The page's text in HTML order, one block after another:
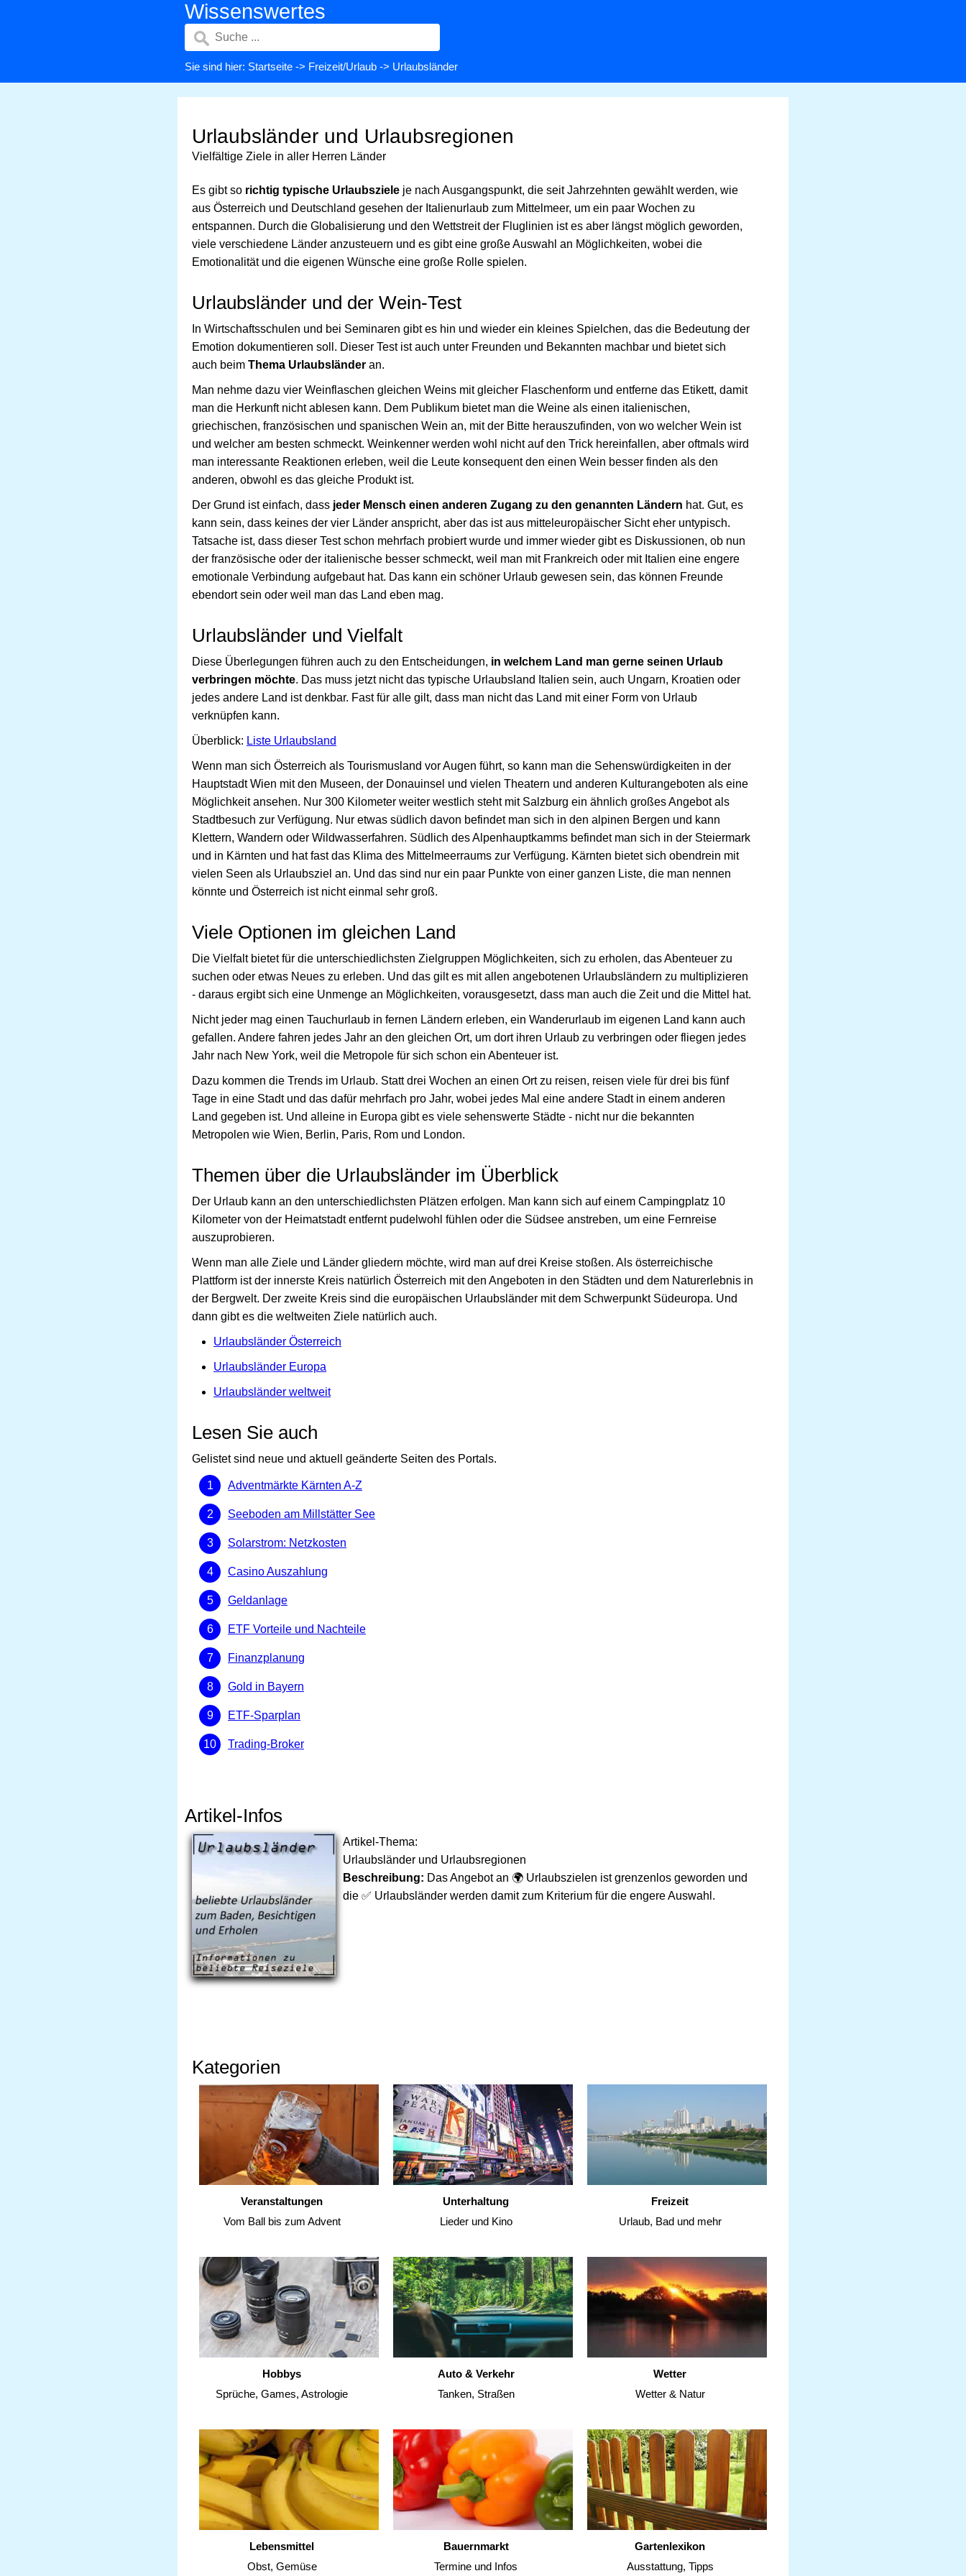
Wissenswertes
Sie sind hier: Startseite -> Freizeit/Urlaub -> Urlaubsländer
Urlaubsländer und Urlaubsregionen
Vielfältige Ziele in aller Herren Länder
Es gibt so richtig typische Urlaubsziele je nach Ausgangspunkt, die seit Jahrzehnten gewählt werden, wie
aus Österreich und Deutschland gesehen der Italienurlaub zum Mittelmeer, um ein paar Wochen zu
entspannen. Durch die Globalisierung und den Wettstreit der Fluglinien ist es aber längst möglich geworden,
viele verschiedene Länder anzusteuern und es gibt eine große Auswahl an Möglichkeiten, wobei die
Emotionalität und die eigenen Wünsche eine große Rolle spielen.
Urlaubsländer und der Wein-Test
In Wirtschaftsschulen und bei Seminaren gibt es hin und wieder ein kleines Spielchen, das die Bedeutung der
Emotion dokumentieren soll. Dieser Test ist auch unter Freunden und Bekannten machbar und bietet sich
auch beim Thema Urlaubsländer an.
Man nehme dazu vier Weinflaschen gleichen Weins mit gleicher Flaschenform und entferne das Etikett, damit
man die Herkunft nicht ablesen kann. Dem Publikum bietet man die Weine als einen italienischen,
griechischen, französischen und spanischen Wein an, mit der Bitte herauszufinden, von wo welcher Wein ist
und welcher am besten schmeckt. Weinkenner werden wohl nicht auf den Trick hereinfallen, aber oftmals wird
man interessante Reaktionen erleben, weil die Leute konsequent den einen Wein besser finden als den
anderen, obwohl es das gleiche Produkt ist.
Der Grund ist einfach, dass jeder Mensch einen anderen Zugang zu den genannten Ländern hat. Gut, es
kann sein, dass keines der vier Länder anspricht, aber das ist aus mitteleuropäischer Sicht eher untypisch.
Tatsache ist, dass dieser Test schon mehrfach probiert wurde und immer wieder gibt es Diskussionen, ob nun
der französische oder der italienische besser schmeckt, weil man mit Frankreich oder mit Italien eine engere
emotionale Verbindung aufgebaut hat. Das kann ein schöner Urlaub gewesen sein, das können Freunde
ebendort sein oder weil man das Land eben mag.
Urlaubsländer und Vielfalt
Diese Überlegungen führen auch zu den Entscheidungen, in welchem Land man gerne seinen Urlaub
verbringen möchte. Das muss jetzt nicht das typische Urlaubsland Italien sein, auch Ungarn, Kroatien oder
jedes andere Land ist denkbar. Fast für alle gilt, dass man nicht das Land mit einer Form von Urlaub
verknüpfen kann.
Überblick: Liste Urlaubsland
Wenn man sich Österreich als Tourismusland vor Augen führt, so kann man die Sehenswürdigkeiten in der
Hauptstadt Wien mit den Museen, der Donauinsel und vielen Theatern und anderen Kulturangeboten als eine
Möglichkeit ansehen. Nur 300 Kilometer weiter westlich steht mit Salzburg ein ähnlich großes Angebot als
Stadtbesuch zur Verfügung. Nur etwas südlich davon befindet man sich in den alpinen Bergen und kann
Klettern, Wandern oder Wildwasserfahren. Südlich des Alpenhauptkamms befindet man sich in der Steiermark
und in Kärnten und hat fast das Klima des Mittelmeerraums zur Verfügung. Kärnten bietet sich obendrein mit
vielen Seen als Urlaubsziel an. Und das sind nur ein paar Punkte von einer ganzen Liste, die man nennen
könnte und Österreich ist nicht einmal sehr groß.
Viele Optionen im gleichen Land
Die Vielfalt bietet für die unterschiedlichsten Zielgruppen Möglichkeiten, sich zu erholen, das Abenteuer zu
suchen oder etwas Neues zu erleben. Und das gilt es mit allen angebotenen Urlaubsländern zu multiplizieren
- daraus ergibt sich eine Unmenge an Möglichkeiten, vorausgesetzt, dass man auch die Zeit und die Mittel hat.
Nicht jeder mag einen Tauchurlaub in fernen Ländern erleben, ein Wanderurlaub im eigenen Land kann auch
gefallen. Andere fahren jedes Jahr an den gleichen Ort, um dort ihren Urlaub zu verbringen oder fliegen jedes
Jahr nach New York, weil die Metropole für sich schon ein Abenteuer ist.
Dazu kommen die Trends im Urlaub. Statt drei Wochen an einen Ort zu reisen, reisen viele für drei bis fünf
Tage in eine Stadt und das dafür mehrfach pro Jahr, wobei jedes Mal eine andere Stadt in einem anderen
Land gegeben ist. Und alleine in Europa gibt es viele sehenswerte Städte - nicht nur die bekannten
Metropolen wie Wien, Berlin, Paris, Rom und London.
Themen über die Urlaubsländer im Überblick
Der Urlaub kann an den unterschiedlichsten Plätzen erfolgen. Man kann sich auf einem Campingplatz 10
Kilometer von der Heimatstadt entfernt pudelwohl fühlen oder die Südsee anstreben, um eine Fernreise
auszuprobieren.
Wenn man alle Ziele und Länder gliedern möchte, wird man auf drei Kreise stoßen. Als österreichische
Plattform ist der innerste Kreis natürlich Österreich mit den Angeboten in den Städten und dem Naturerlebnis in
der Bergwelt. Der zweite Kreis sind die europäischen Urlaubsländer mit dem Schwerpunkt Südeuropa. Und
dann gibt es die weltweiten Ziele natürlich auch.
Urlaubsländer Österreich
Urlaubsländer Europa
Urlaubsländer weltweit
Lesen Sie auch
Gelistet sind neue und aktuell geänderte Seiten des Portals.
Adventmärkte Kärnten A-Z
Seeboden am Millstätter See
Solarstrom: Netzkosten
Casino Auszahlung
Geldanlage
ETF Vorteile und Nachteile
Finanzplanung
Gold in Bayern
ETF-Sparplan
Trading-Broker
Artikel-Infos
Artikel-Thema:
Urlaubsländer und Urlaubsregionen
Beschreibung: Das Angebot an 🌍 Urlaubszielen ist grenzenlos geworden und
die ✅ Urlaubsländer werden damit zum Kriterium für die engere Auswahl.
Kategorien
Veranstaltungen
Vom Ball bis zum Advent
Unterhaltung
Lieder und Kino
Freizeit
Urlaub, Bad und mehr
Hobbys
Sprüche, Games, Astrologie
Auto & Verkehr
Tanken, Straßen
Wetter
Wetter & Natur
Lebensmittel
Obst, Gemüse
Bauernmarkt
Termine und Infos
Gartenlexikon
Ausstattung, Tipps